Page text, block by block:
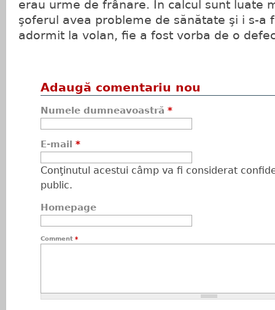
erau urme de frânare. În calcul sunt luate
şoferul avea probleme de sănătate şi i s-a
adormit la volan, fie a fost vorba de o
Adaugă comentariu nou
Numele dumneavoastră *
E-mail *
Conţinutul acestui câmp va fi considerat
public.
Homepage
Comment *